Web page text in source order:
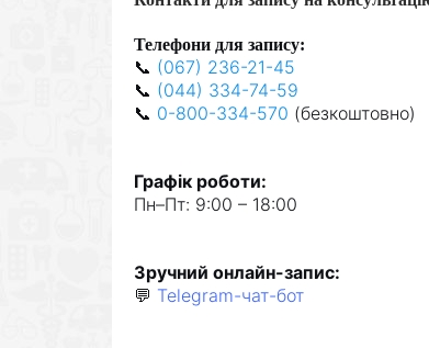
Телефони для запису:
📞 (067) 236-21-45
📞 (044) 334-74-59
📞 0-800-334-570 (безкоштовно)
Графік роботи:
Пн–Пт: 9:00 – 18:00
Зручний онлайн-запис:
💬 Telegram-чат-бот